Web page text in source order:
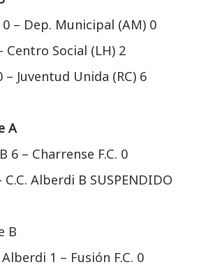
– Dep. Municipal (AM) 0
Centro Social (LH) 2
– Juventud Unida (RC) 6
A
6 – Charrense F.C. 0
Alberdi B SUSPENDIDO
B
1 – Fusión F.C. 0